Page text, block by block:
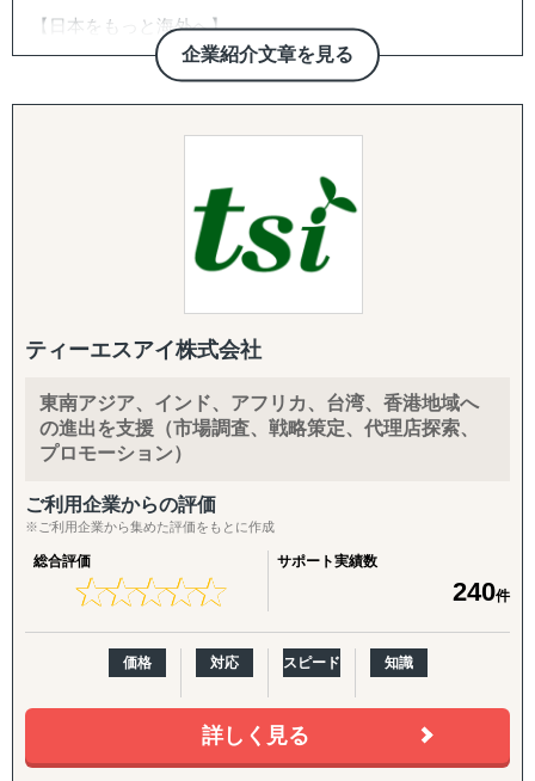
企業紹介文章を見る
【日本をもっと海外へ】
弊社は2013年から12年間、最前線で海外販売を行ってきた
プロフェッショナルチームです。
toCとtoBのハイブリッドだからこそ見えるものがありま
す。自分たちが行った大量なトライ＆エラーで培った独自
海外販売からスタートするケースが多いですが、お取組み
をさせていただきながら、国内への課題へも依頼されるこ
とが多く、現在のお取引先様は、【海外進出の課題】と
【国内の課題】のハイブリット支援が90％を占めておりま
一言でいうと弊社は日本を含む、世界中のEC運用回りを全
て丸投げし、背中を預けることができる会社です。
■海外 / 国内 Amazon支援
海外Amazon構築、アカウント運用、受注管理、広告運
務、Amazon内ブランドページ制作、顧客対応、海外配
送、国内配送、FBA納品、通関、SEO対策、カスタマーサ
ポート
■Shopify 越境EC支援
Shopifyt越境ECサイト構築、海外 / 国内配送、受注管理、
アカウント運用、海外 / 国内広告運用、翻訳業務、SEO対
策、商品保管、カスタマーサポート
■Shopee 越境EC支援
Shopeeサイト構築、サイトデザイン、翻訳業務、バナーデ
ティーエスアイ株式会社
東南アジア、インド、アフリカ、台湾、香港地域へ
の進出を支援（市場調査、戦略策定、代理店探索、
プロモーション）
ご利用企業からの評価
※ご利用企業から集めた評価をもとに作成
総合評価
★★★★★
★★★★★
サポート実績数
240件
価格 対応 スピード 知識
詳しく見る